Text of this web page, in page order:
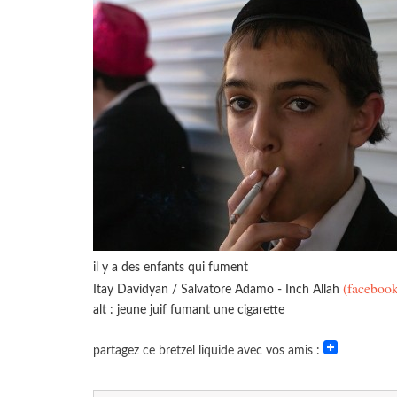
il y a des enfants qui fument
Itay Davidyan / Salvatore Adamo - Inch Allah
alt : jeune juif fumant une cigarette
partagez ce bretzel liquide avec vos amis :